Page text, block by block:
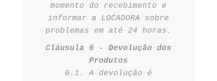
momento do recebimento e
informar a LOCADORA sobre
problemas em até 24 horas.
Cláusula 6 - Devolução dos
Produtos
6.1. A devolução é